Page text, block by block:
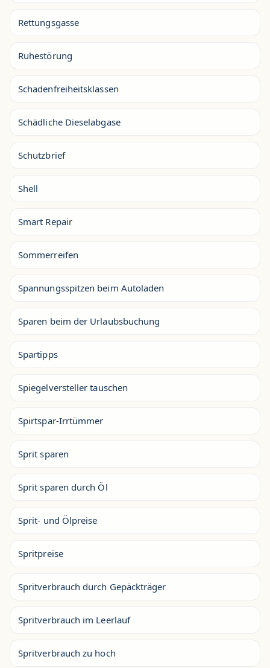
Rettungsgasse
Ruhestörung
Schadenfreiheitsklassen
Schädliche Dieselabgase
Schutzbrief
Shell
Smart Repair
Sommerreifen
Spannungsspitzen beim Autoladen
Sparen beim der Urlaubsbuchung
Spartipps
Spiegelversteller tauschen
Spirtspar-Irrtümmer
Sprit sparen
Sprit sparen durch Öl
Sprit- und Ölpreise
Spritpreise
Spritverbrauch durch Gepäckträger
Spritverbrauch im Leerlauf
Spritverbrauch zu hoch